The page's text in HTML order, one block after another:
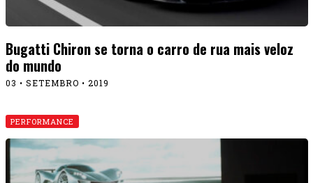
Bugatti Chiron se torna o carro de rua mais veloz
do mundo
03 • SETEMBRO • 2019
PERFORMANCE